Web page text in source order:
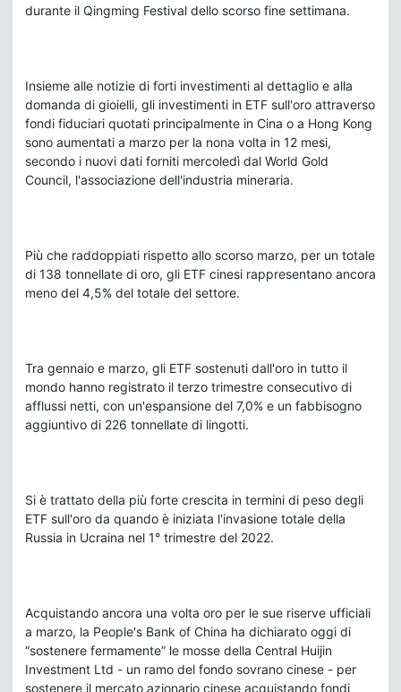
durante il Qingming Festival dello scorso fine settimana.
Insieme alle notizie di forti investimenti al dettaglio e alla
domanda di gioielli, gli investimenti in ETF sull'oro attraverso
fondi fiduciari quotati principalmente in Cina o a Hong Kong
sono aumentati a marzo per la nona volta in 12 mesi,
secondo i nuovi dati forniti mercoledì dal World Gold
Council, l'associazione dell'industria mineraria.
Più che raddoppiati rispetto allo scorso marzo, per un totale
di 138 tonnellate di oro, gli ETF cinesi rappresentano ancora
meno del 4,5% del totale del settore.
Tra gennaio e marzo, gli ETF sostenuti dall'oro in tutto il
mondo hanno registrato il terzo trimestre consecutivo di
afflussi netti, con un'espansione del 7,0% e un fabbisogno
aggiuntivo di 226 tonnellate di lingotti.
Si è trattato della più forte crescita in termini di peso degli
ETF sull'oro da quando è iniziata l'invasione totale della
Russia in Ucraina nel 1° trimestre del 2022.
Acquistando ancora una volta oro per le sue riserve ufficiali
a marzo, la People's Bank of China ha dichiarato oggi di
“sostenere fermamente” le mosse della Central Huijin
Investment Ltd - un ramo del fondo sovrano cinese - per
sostenere il mercato azionario cinese acquistando fondi